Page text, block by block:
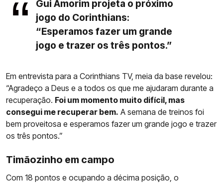
Gui Amorim projeta o próximo
jogo do Corinthians:
“Esperamos fazer um grande
jogo e trazer os três pontos.”
Em entrevista para a Corinthians TV, meia da base revelou:
“Agradeço a Deus e a todos os que me ajudaram durante a
recuperação. Foi um momento muito difícil, mas
consegui me recuperar bem. A semana de treinos foi
bem proveitosa e esperamos fazer um grande jogo e trazer
os três pontos.”
Timãozinho em campo
Com 18 pontos e ocupando a décima posição, o